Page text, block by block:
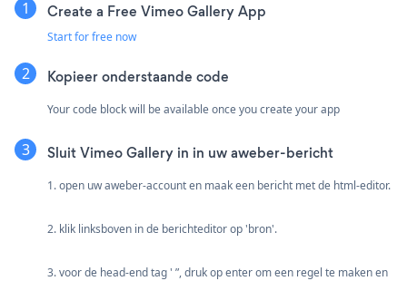
Create a Free Vimeo Gallery App
Start for free now
Kopieer onderstaande code
Your code block will be available once you create your app
Sluit Vimeo Gallery in in uw aweber-bericht
1. open uw aweber-account en maak een bericht met de html-editor.
2. klik linksboven in de berichteditor op 'bron'.
3. voor de head-end tag ' ”, druk op enter om een regel te maken en